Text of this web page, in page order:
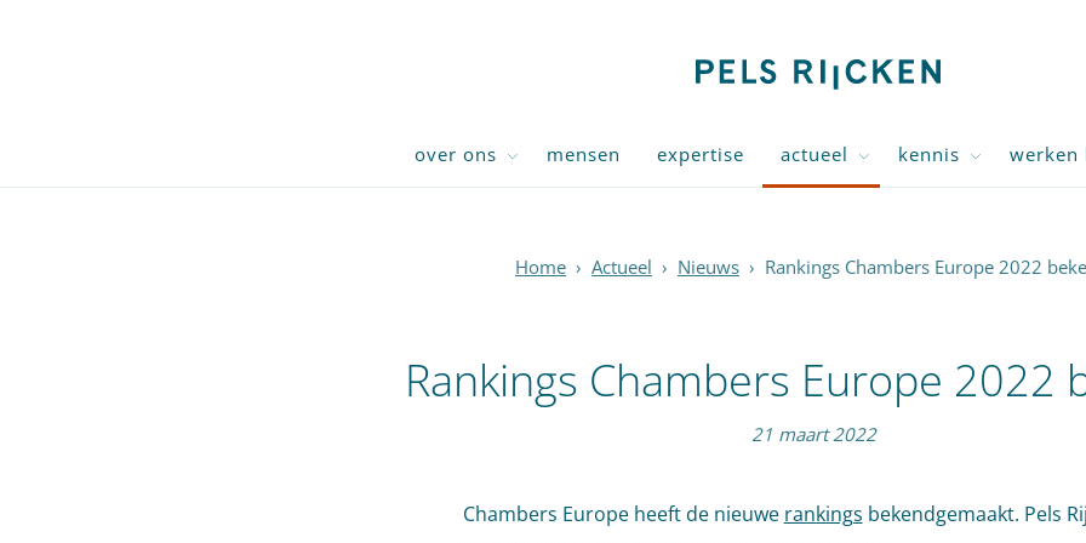
over ons mensen expertise actueel kennis werken
Home › Actueel › Nieuws › Rankings Chambers Europe 2022
Rankings Chambers Europe 2022
21 maart 2022
Chambers Europe heeft de nieuwe rankings bekendgemaakt. Pels